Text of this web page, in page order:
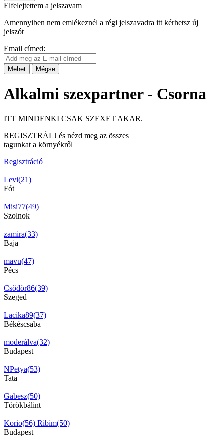
Elfelejtettem a jelszavam
Amennyiben nem emlékeznél a régi jelszavadra itt kérhetsz új
jelszót
Email címed:
Mehet Mégse
Alkalmi szexpartner - Csorna
ITT MINDENKI CSAK SZEXET AKAR.
REGISZTRÁLJ és nézd meg az összes
tagunkat a környékről
Regisztráció
Levi(21)
Fót
Misi77(49)
Szolnok
zamira(33)
Baja
mavu(47)
Pécs
Csődör86(39)
Szeged
Lacika89(37)
Békéscsaba
moderálva(32)
Budapest
NPetya(53)
Tata
Gabesz(50)
Törökbálint
Korio(56) Ribim(50)
Budapest